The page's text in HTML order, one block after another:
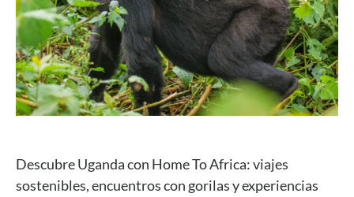
Descubre Uganda con Home To Africa: viajes
sostenibles, encuentros con gorilas y experiencias